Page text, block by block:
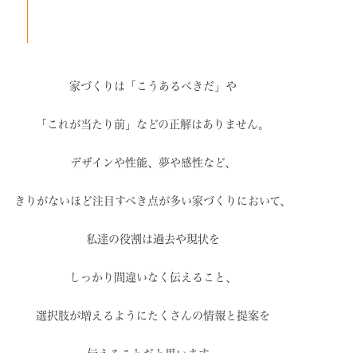
家づくりは「こうあるべきだ」や
「これが当たり前」などの正解はありません。
デザインや性能、夢や感性など、
きりがないほど注目すべき点が多い家づくりにおいて、
私達の役割は過去や現状を
しっかり間違いなく伝えること、
選択肢が増えるように たくさんの情報と提案を